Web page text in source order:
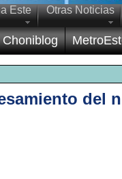
Este Otras Noticias
Choniblog
del